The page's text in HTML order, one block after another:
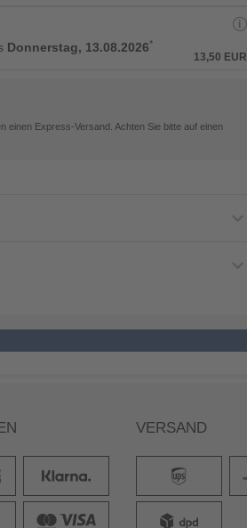
Donnerstag, 13.08.2026*
13,50 EUR
einen Express-Versand. Achten Sie bitte auf einen
VERSAND